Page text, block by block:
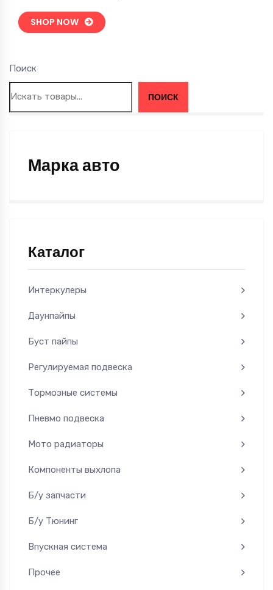
Поиск
ПОИСК
Марка авто
Каталог
Интеркулеры
Даунпайпы
Буст пайпы
Регулируемая подвеска
Тормозные системы
Пневмо подвеска
Мото радиаторы
Компоненты выхлопа
Б/у запчасти
Б/у Тюнинг
Впускная система
Прочее
SHOP NOW